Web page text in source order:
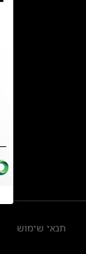
תנאי שימוש